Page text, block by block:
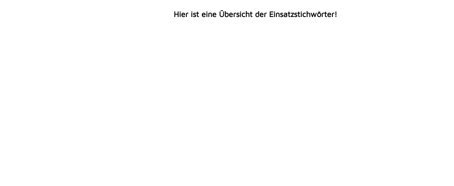
Hier ist eine Übersicht der Einsatzstichwörter!